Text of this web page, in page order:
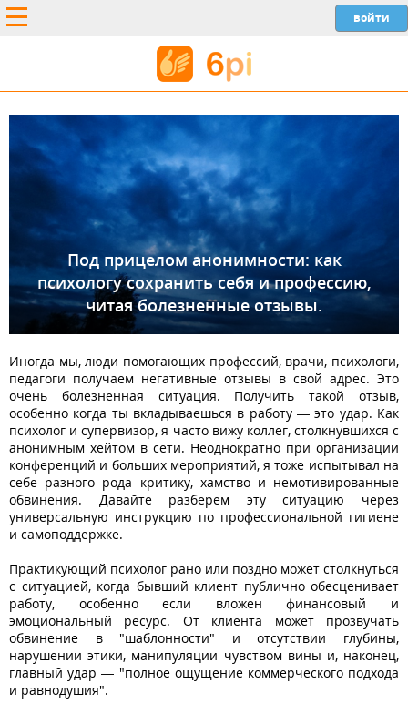
Под прицелом анонимности: как
психологу сохранить себя и профессию,
читая болезненные отзывы.
Иногда мы, люди помогающих профессий, врачи, психологи,
педагоги получаем негативные отзывы в свой адрес. Это
очень болезненная ситуация. Получить такой отзыв,
особенно когда ты вкладываешься в работу — это удар. Как
психолог и супервизор, я часто вижу коллег, столкнувшихся с
анонимным хейтом в сети. Неоднократно при организации
конференций и больших мероприятий, я тоже испытывал на
себе разного рода критику, хамство и немотивированные
обвинения. Давайте разберем эту ситуацию через
универсальную инструкцию по профессиональной гигиене
и самоподдержке.
Практикующий психолог рано или поздно может столкнуться
с ситуацией, когда бывший клиент публично обесценивает
работу, особенно если вложен финансовый и
эмоциональный ресурс. От клиента может прозвучать
обвинение в "шаблонности" и отсутствии глубины,
нарушении этики, манипуляции чувством вины и, наконец,
главный удар — "полное ощущение коммерческого подхода
и равнодушия".